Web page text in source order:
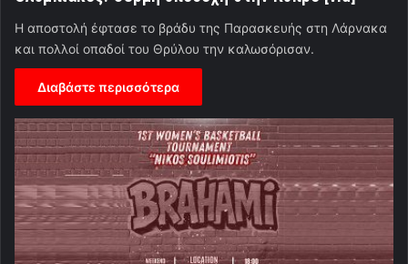
Η αποστολή έφτασε το βράδυ της Παρασκευής στη Λάρνακα
και πολλοί οπαδοί του Θρύλου την καλωσόρισαν.
Διαβάστε περισσότερα